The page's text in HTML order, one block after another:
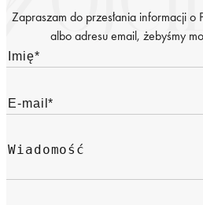
Zapraszam do przesłania informacji o
albo adresu email, żebyśmy